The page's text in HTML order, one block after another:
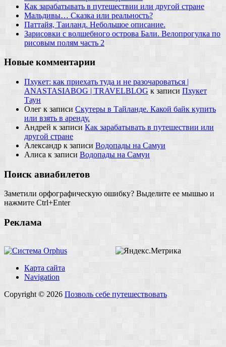
Как зарабатывать в путешествии или другой стране
Мальдивы… Сказка или реальность?
Паттайя, Таиланд. Небольшое описание.
Зарисовки с волшебного острова Бали. Велопрогулка по
рисовым полям часть 2
Новые комментарии
Пхукет: как приехать туда и не разочароваться |
ANASTASIABOG | TRAVELBLOG к записи Пхукет
Таун
Олег к записи Скутеры в Тайланде. Какой байк купить
или взять в аренду.
Андрей к записи Как зарабатывать в путешествии или
другой стране
Александр к записи Водопады на Самуи
Алиса к записи Водопады на Самуи
Поиск авиабилетов
Заметили орфографическую ошибку? Выделите ее мышью и
нажмите Ctrl+Enter
Реклама
Карта сайта
Navigation
Copyright © 2026 Позволь себе путешествовать